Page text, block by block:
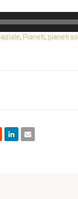
, Pianeti, pianeti